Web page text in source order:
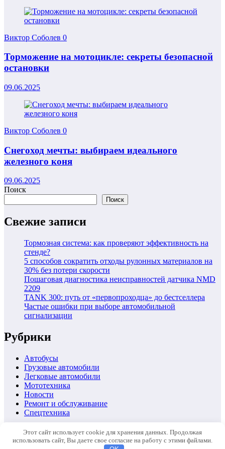
Виктор Соболев 0
Торможение на мотоцикле: секреты безопасной
остановки
09.06.2025
Виктор Соболев 0
Снегоход мечты: выбираем идеального
железного коня
09.06.2025
Поиск
Поиск
Свежие записи
Тормозная система: как проверяют эффективность на
стенде?
5 способов сократить отходы рулонных материалов на
30% без потери скорости
Пошаговая диагностика неисправностей датчика NMD
2209
TANK 300: путь от «первопроходца» до бестселлера
Частые ошибки при выборе автомобильной
сигнализации
Рубрики
Автобусы
Грузовые автомобили
Легковые автомобили
Мототехника
Новости
Ремонт и обслуживание
Спецтехника
Автомобили
Ремонт и обслуживание
Этот сайт использует cookie для хранения данных. Продолжая
использовать сайт, Вы даете свое согласие на работу с этими файлами.